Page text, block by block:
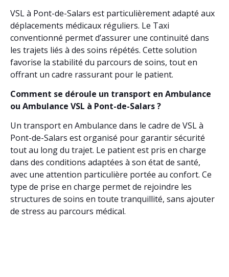
VSL à Pont-de-Salars est particulièrement adapté aux
déplacements médicaux réguliers. Le Taxi
conventionné permet d’assurer une continuité dans
les trajets liés à des soins répétés. Cette solution
favorise la stabilité du parcours de soins, tout en
offrant un cadre rassurant pour le patient.
Comment se déroule un transport en Ambulance
ou Ambulance VSL à Pont-de-Salars ?
Un transport en Ambulance dans le cadre de VSL à
Pont-de-Salars est organisé pour garantir sécurité
tout au long du trajet. Le patient est pris en charge
dans des conditions adaptées à son état de santé,
avec une attention particulière portée au confort. Ce
type de prise en charge permet de rejoindre les
structures de soins en toute tranquillité, sans ajouter
de stress au parcours médical.